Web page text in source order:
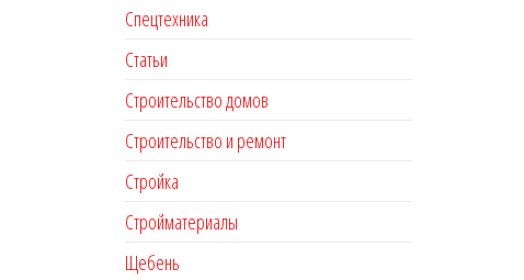
Спецтехника
Статьи
Строительство домов
Строительство и ремонт
Стройка
Стройматериалы
Щебень